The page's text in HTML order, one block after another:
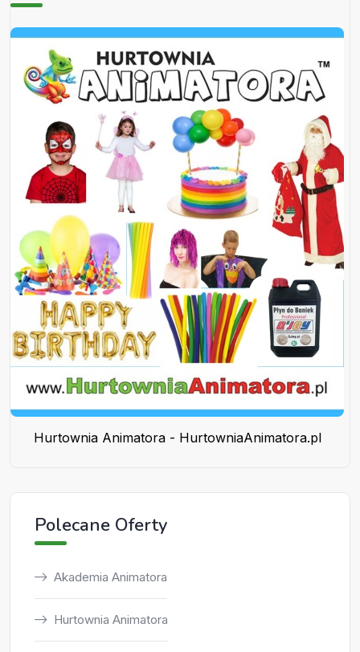
Hurtownia Animatora - HurtowniaAnimatora.pl
Polecane Oferty
Akademia Animatora
Hurtownia Animatora